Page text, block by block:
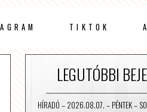
TIKTOK
LEGUTÓBBI
HÍRADÓ – 2026.08.07. – PÉNTEK –